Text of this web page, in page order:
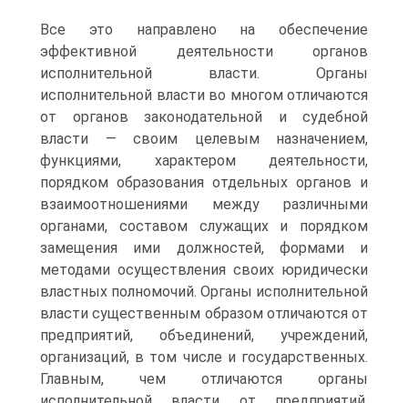
Все это направлено на обеспечение
эффективной деятельности органов
исполнительной власти. Органы
исполнительной власти во многом отличаются
от органов законодательной и судебной
власти — своим целевым назначением,
функциями, характером деятельности,
порядком образования отдельных органов и
взаимоотношениями между различными
органами, составом служащих и порядком
замещения ими должностей, формами и
методами осуществления своих юридически
властных полномочий. Органы исполнительной
власти существенным образом отличаются от
предприятий, объединений, учреждений,
организаций, в том числе и государственных.
Главным, чем отличаются органы